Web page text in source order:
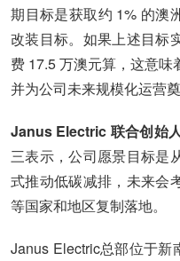
期目标是获取约 1% 的澳
改装目标。如果上述目标
费 17.5 万澳元算，这意味
并为公司未来规模化运营奠
Janus Electric 联合创始
三表示，公司愿景目标是
式推动低碳减排，未来会
等国家和地区复制落地。
Janus Electric总部位于